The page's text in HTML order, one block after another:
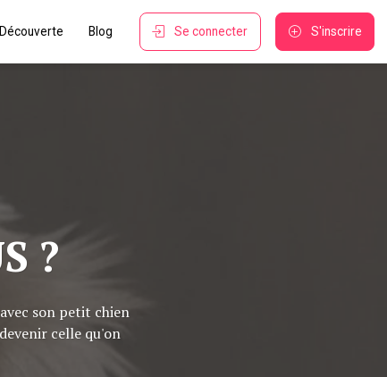
Découverte Blog S'inscrire
Se connecter
?
son petit chien
celle qu'on